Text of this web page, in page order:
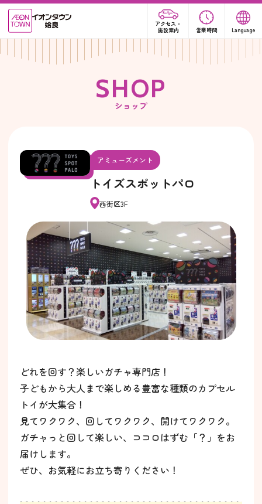
アクセス・
施設案内
営業時間 Language
SHOP
ショップ
アミューズメント
トイズスポットパロ
西街区3F
どれを回す？楽しいガチャ専門店！
子どもから大人まで楽しめる豊富な種類のカプセル
トイが大集合！
見てワクワク、回してワクワク、開けてワクワク。
ガチャっと回して楽しい、ココロはずむ「？」をお
届けします。
ぜひ、お気軽にお立ち寄りください！